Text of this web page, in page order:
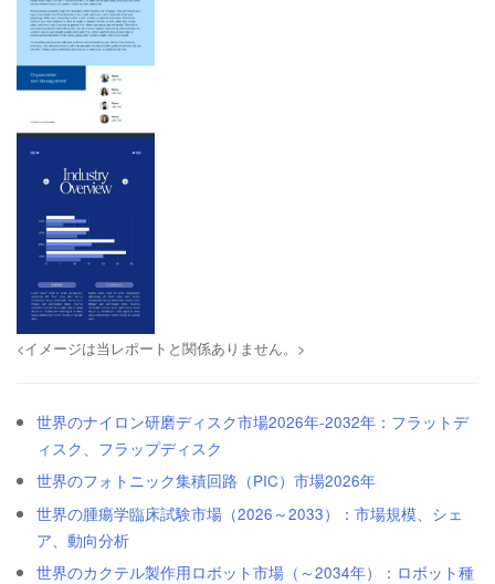
<イメージは当レポートと関係ありません。>
世界のナイロン研磨ディスク市場2026年-2032年：フラットデ
ィスク、フラップディスク
世界のフォトニック集積回路（PIC）市場2026年
世界の腫瘍学臨床試験市場（2026～2033）：市場規模、シェ
ア、動向分析
世界のカクテル製作用ロボット市場（～2034年）：ロボット種